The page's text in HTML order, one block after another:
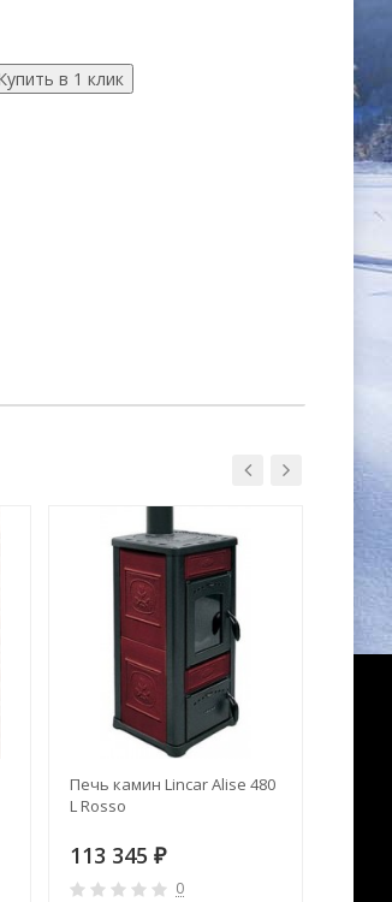
Печь камин Lincar Alise 480
L Rosso
113 345 ₽
0